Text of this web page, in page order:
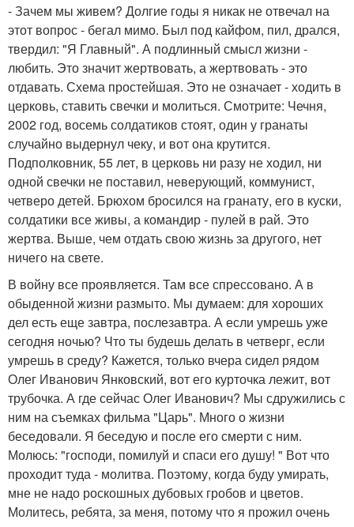
- Зачем мы живем? Долгие годы я никак не отвечал на
этот вопрос - бегал мимо. Был под кайфом, пил, дрался,
твердил: "Я Главный". А подлинный смысл жизни -
любить. Это значит жертвовать, а жертвовать - это
отдавать. Схема простейшая. Это не означает - ходить в
церковь, ставить свечки и молиться. Смотрите: Чечня,
2002 год, восемь солдатиков стоят, один у гранаты
случайно выдернул чеку, и вот она крутится.
Подполковник, 55 лет, в церковь ни разу не ходил, ни
одной свечки не поставил, неверующий, коммунист,
четверо детей. Брюхом бросился на гранату, его в куски,
солдатики все живы, а командир - пулей в рай. Это
жертва. Выше, чем отдать свою жизнь за другого, нет
ничего на свете.
В войну все проявляется. Там все спрессовано. А в
обыденной жизни размыто. Мы думаем: для хороших
дел есть еще завтра, послезавтра. А если умрешь уже
сегодня ночью? Что ты будешь делать в четверг, если
умрешь в среду? Кажется, только вчера сидел рядом
Олег Иванович Янковский, вот его курточка лежит, вот
трубочка. А где сейчас Олег Иванович? Мы сдружились с
ним на съемках фильма "Царь". Много о жизни
беседовали. Я беседую и после его смерти с ним.
Молюсь: "господи, помилуй и спаси его душу! " Вот что
проходит туда - молитва. Поэтому, когда буду умирать,
мне не надо роскошных дубовых гробов и цветов.
Молитесь, ребята, за меня, потому что я прожил очень